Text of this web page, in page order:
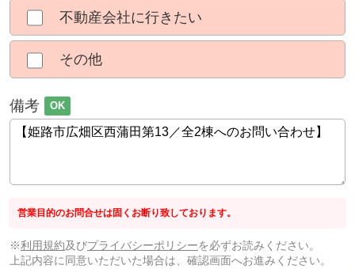
不動産会社に行きたい
その他
備考 OK
営業目的のお問合せは固くお断り致しております。
※利用規約及びプライバシーポリシーを必ずお読みください。
上記内容に同意いただいた場合は、確認画面へお進みください。